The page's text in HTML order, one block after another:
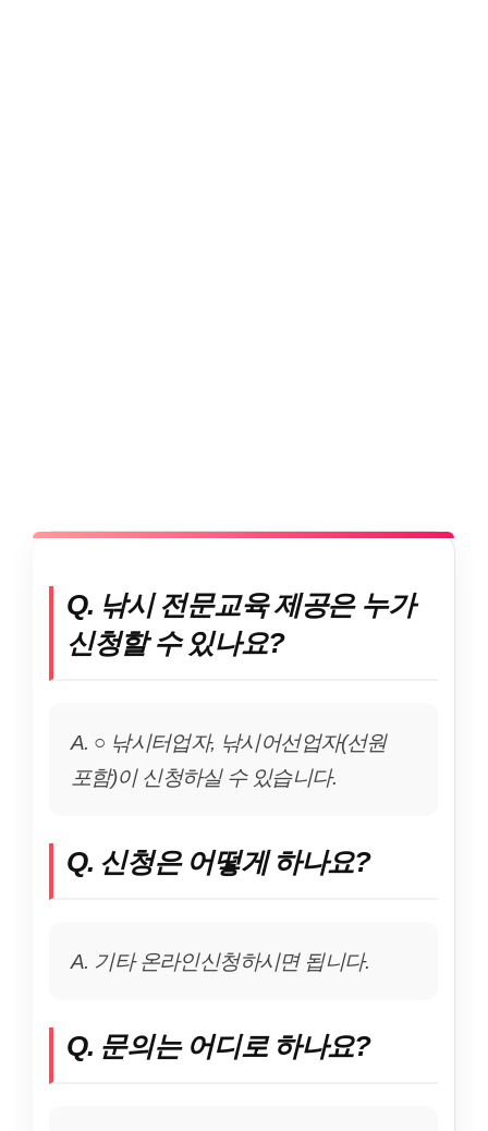
Q. 낚시 전문교육 제공은 누가
신청할 수 있나요?
A. ○ 낚시터업자, 낚시어선업자(선원
포함)이 신청하실 수 있습니다.
Q. 신청은 어떻게 하나요?
A. 기타 온라인신청하시면 됩니다.
Q. 문의는 어디로 하나요?